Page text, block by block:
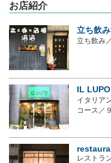
お店紹介
立ち飲
立ち飲み
IL
イタリア
コース／
レストラ